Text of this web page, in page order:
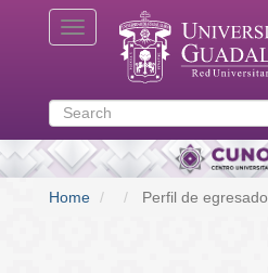
Toggle navigation
Search
Home Perfil de egresado